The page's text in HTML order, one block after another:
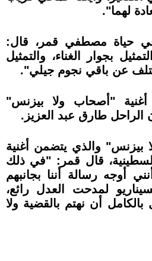
لهما".
في حياة مصطفي قمر، قال:
بجوار الغناء، والتمثيل
عن باقي نجوم جيلي".
"أصحاب ولا بيزنس"
الراحل طارق عبد العزيز.
والذي يتضمن أغنية
قال قمر: "في ذلك
أوجه رسالة أننا بجانبهم
لمدحت العدل رائع،
أن نهتم بالقضية ولا